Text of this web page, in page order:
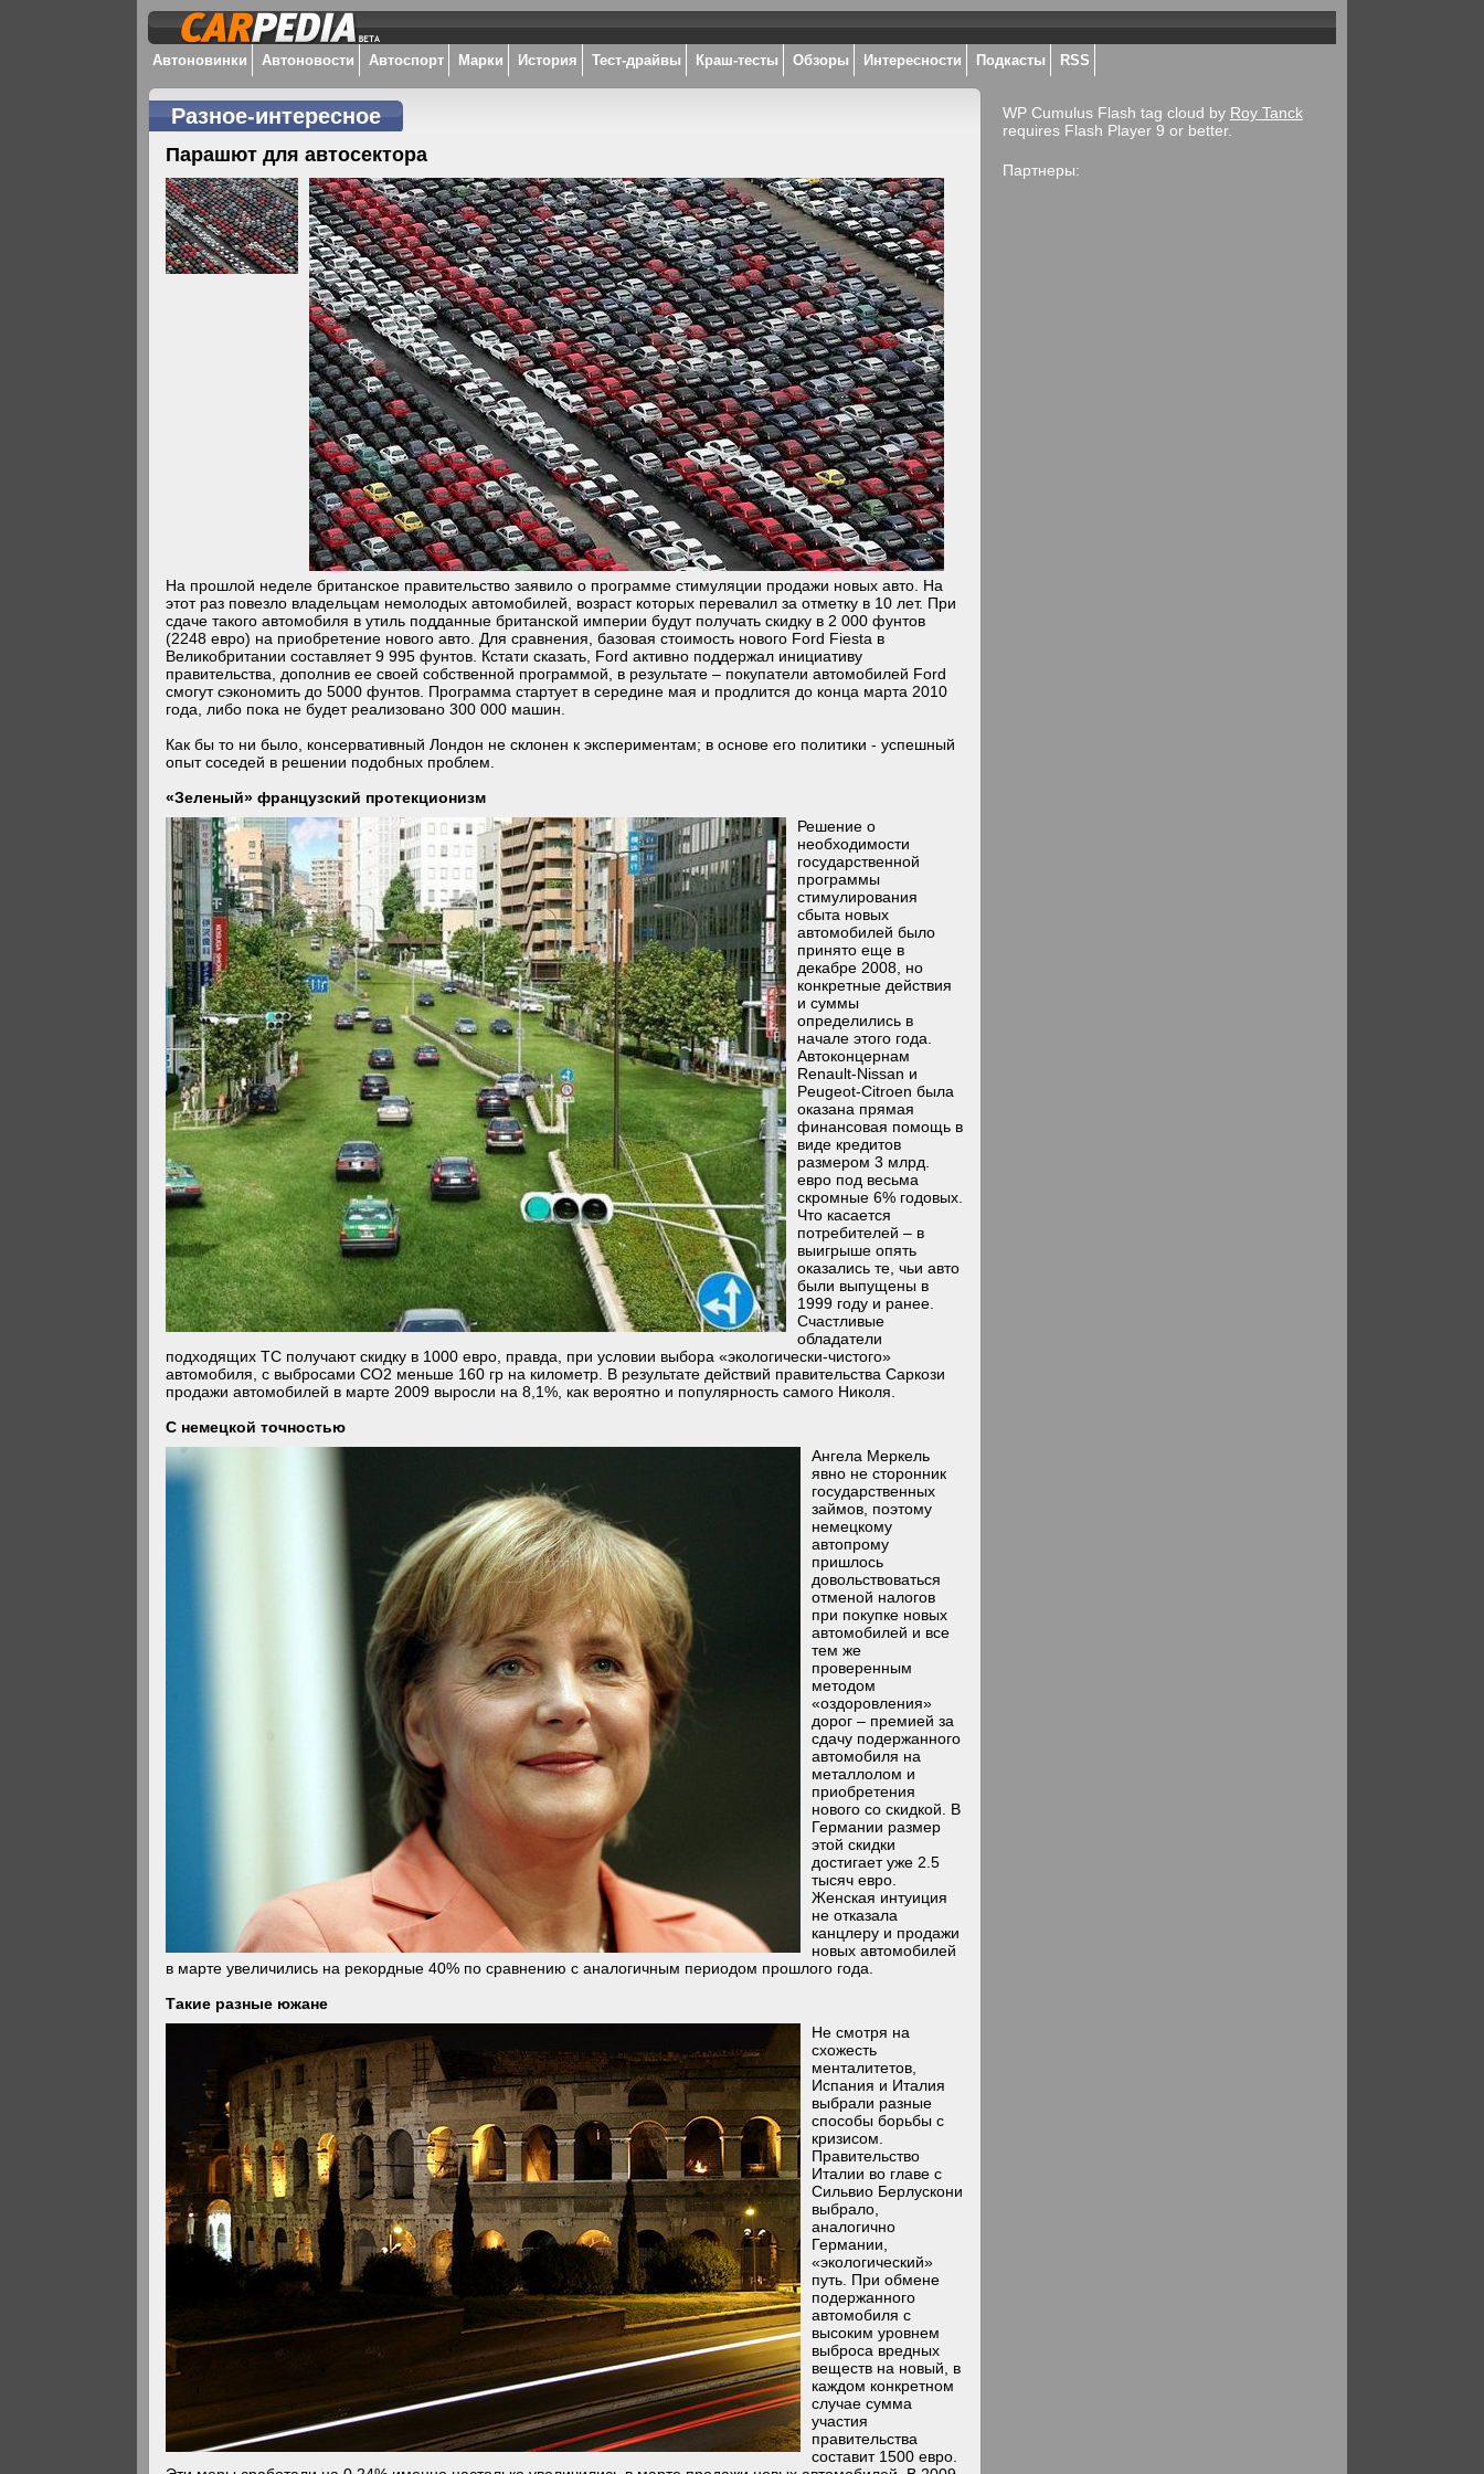
Автоновинки Автоновости Автоспорт Марки История Тест-драйвы Краш-тесты Обзоры Интересности Подкасты RSS
Разное-интересное
Парашют для автосектора
На прошлой неделе британское правительство заявило о программе стимуляции продажи новых авто. На
этот раз повезло владельцам немолодых автомобилей, возраст которых перевалил за отметку в 10 лет. При
сдаче такого автомобиля в утиль подданные британской империи будут получать скидку в 2 000 фунтов
(2248 евро) на приобретение нового авто. Для сравнения, базовая стоимость нового Ford Fiesta в
Великобритании составляет 9 995 фунтов. Кстати сказать, Ford активно поддержал инициативу
правительства, дополнив ее своей собственной программой, в результате – покупатели автомобилей Ford
смогут сэкономить до 5000 фунтов. Программа стартует в середине мая и продлится до конца марта 2010
года, либо пока не будет реализовано 300 000 машин.
Как бы то ни было, консервативный Лондон не склонен к экспериментам; в основе его политики - успешный
опыт соседей в решении подобных проблем.
«Зеленый» французский протекционизм
Решение о
необходимости
государственной
программы
стимулирования
сбыта новых
автомобилей было
принято еще в
декабре 2008, но
конкретные действия
и суммы
определились в
начале этого года.
Автоконцернам
Renault-Nissan и
Peugeot-Citroen была
оказана прямая
финансовая помощь в
виде кредитов
размером 3 млрд.
евро под весьма
скромные 6% годовых.
Что касается
потребителей – в
выигрыше опять
оказались те, чьи авто
были выпущены в
1999 году и ранее.
Счастливые
обладатели
подходящих ТС получают скидку в 1000 евро, правда, при условии выбора «экологически-чистого»
автомобиля, с выбросами CO2 меньше 160 гр на километр. В результате действий правительства Саркози
продажи автомобилей в марте 2009 выросли на 8,1%, как вероятно и популярность самого Николя.
С немецкой точностью
Ангела Меркель
явно не сторонник
государственных
займов, поэтому
немецкому
автопрому
пришлось
довольствоваться
отменой налогов
при покупке новых
автомобилей и все
тем же
проверенным
методом
«оздоровления»
дорог – премией за
сдачу подержанного
автомобиля на
металлолом и
приобретения
нового со скидкой. В
Германии размер
этой скидки
достигает уже 2.5
тысяч евро.
Женская интуиция
не отказала
канцлеру и продажи
новых автомобилей
в марте увеличились на рекордные 40% по сравнению с аналогичным периодом прошлого года.
Такие разные южане
Не смотря на
схожесть
менталитетов,
Испания и Италия
выбрали разные
способы борьбы с
кризисом.
Правительство
Италии во главе с
Сильвио Берлускони
выбрало,
аналогично
Германии,
«экологический»
путь. При обмене
подержанного
автомобиля с
высоким уровнем
выброса вредных
веществ на новый, в
каждом конкретном
случае сумма
участия
правительства
составит 1500 евро.
WP Cumulus Flash tag cloud by Roy Tanck
requires Flash Player 9 or better.
Партнеры: